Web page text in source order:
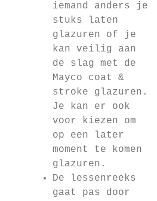
iemand anders je
stuks laten
glazuren of je
kan veilig aan
de slag met de
Mayco coat &
stroke glazuren.
Je kan er ook
voor kiezen om
op een later
moment te komen
glazuren.
De lessenreeks
gaat pas door